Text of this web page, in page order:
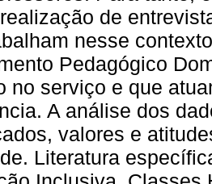
de
nesse
Pedagógico
no serviço e que
A análise dos
valores e
Literatura